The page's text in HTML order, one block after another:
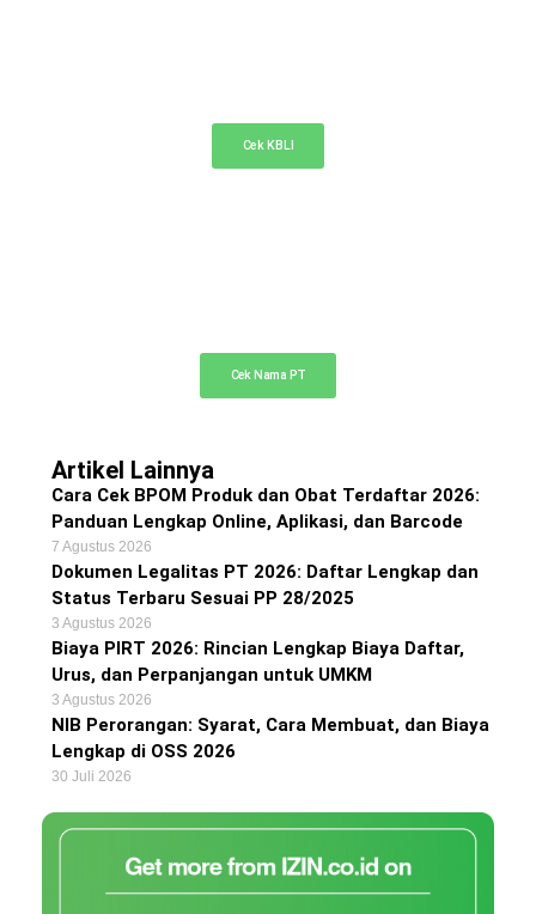
Cek KBLI
Cek Nama PT
Artikel Lainnya
Cara Cek BPOM Produk dan Obat Terdaftar 2026:
Panduan Lengkap Online, Aplikasi, dan Barcode
7 Agustus 2026
Dokumen Legalitas PT 2026: Daftar Lengkap dan
Status Terbaru Sesuai PP 28/2025
3 Agustus 2026
Biaya PIRT 2026: Rincian Lengkap Biaya Daftar,
Urus, dan Perpanjangan untuk UMKM
3 Agustus 2026
NIB Perorangan: Syarat, Cara Membuat, dan Biaya
Lengkap di OSS 2026
30 Juli 2026